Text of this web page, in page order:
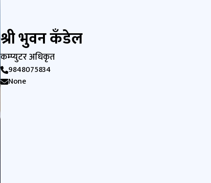
श्री भुवन कँडेल
कम्प्युटर अधिकृत
9848075834
None